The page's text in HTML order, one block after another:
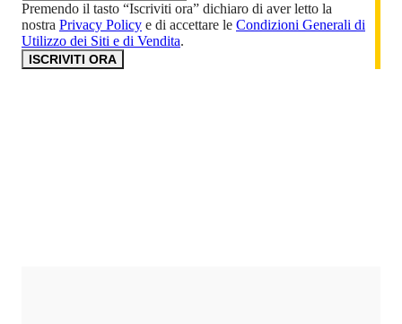
Premendo il tasto “Iscriviti ora” dichiaro di aver letto la
nostra Privacy Policy e di accettare le Condizioni Generali di
Utilizzo dei Siti e di Vendita.
ISCRIVITI ORA